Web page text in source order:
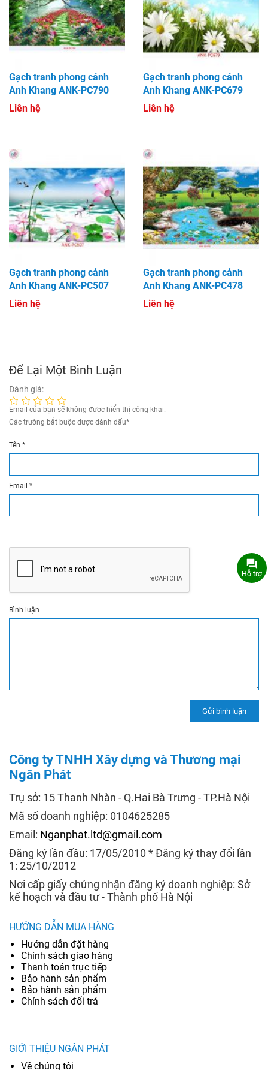
Gạch tranh phong cảnh
Anh Khang ANK-PC790
Liên hệ
Gạch tranh phong cảnh
Anh Khang ANK-PC679
Liên hệ
Gạch tranh phong cảnh
Anh Khang ANK-PC507
Liên hệ
Gạch tranh phong cảnh
Anh Khang ANK-PC478
Liên hệ
Để Lại Một Bình Luận
Đánh giá:
Email của bạn sẽ không được hiển thị công khai.
Các trường bắt buộc được đánh dấu*
Tên *
Email *
Bình luận
Công ty TNHH Xây dựng và Thương mại
Ngân Phát
Trụ sở: 15 Thanh Nhàn - Q.Hai Bà Trưng - TP.Hà Nội
Mã số doanh nghiệp: 0104625285
Email: Nganphat.ltd@gmail.com
Đăng ký lần đầu: 17/05/2010 * Đăng ký thay đổi lần
1: 25/10/2012
Nơi cấp giấy chứng nhận đăng ký doanh nghiệp: Sở
kế hoạch và đầu tư - Thành phố Hà Nội
HƯỚNG DẪN MUA HÀNG
Hướng dẫn đặt hàng
Chính sách giao hàng
Thanh toán trực tiếp
Bảo hành sản phẩm
Bảo hành sản phẩm
Chính sách đổi trả
GIỚI THIỆU NGÂN PHÁT
Về chúng tôi
Hỗ trợ